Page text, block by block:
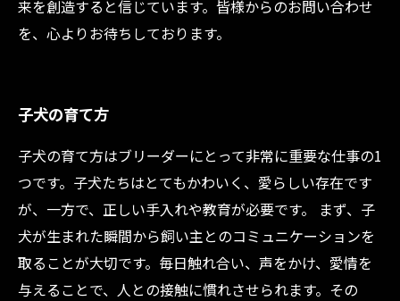
来を創造すると信じています。皆様からのお問い合わせ
を、心よりお待ちしております。
子犬の育て方
子犬の育て方はブリーダーにとって非常に重要な仕事の1
つです。子犬たちはとてもかわいく、愛らしい存在です
が、一方で、正しい手入れや教育が必要です。 まず、子
犬が生まれた瞬間から飼い主とのコミュニケーションを
取ることが大切です。毎日触れ合い、声をかけ、愛情を
与えることで、人との接触に慣れさせられます。その